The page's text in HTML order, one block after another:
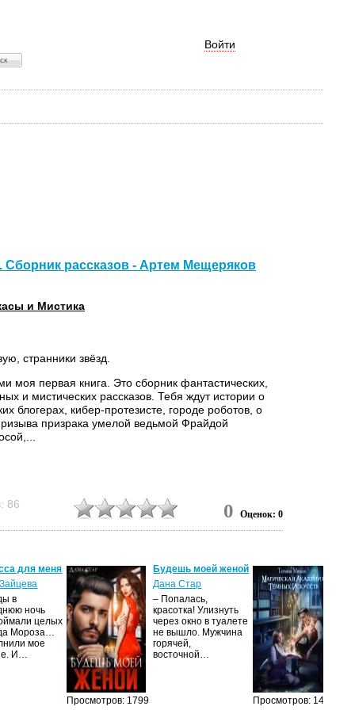
Войти
рассказов - Артем Мещеряков
и Мистика
странники звёзд.
моя первая книга. Это сборник фантастических,
и мистических рассказов. Тебя ждут истории о
блогерах, кибер-протезисте, городе роботов, о
призрака умелой ведьмой Фрайдой
86 0 Оценок: 0
для меня
в
ночь
целых
Мороза…
мое
И…
Просмотров: 1799
Будешь моей женой
Дана Стар
– Попалась,
красотка! Улизнуть
через окно в туалете
не вышло. Мужчина
горячей,
восточной…
Просмотров: 1460